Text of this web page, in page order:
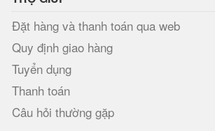
Đặt hàng và thanh toán qua web
Quy định giao hàng
Tuyển dụng
Thanh toán
Câu hỏi thường gặp